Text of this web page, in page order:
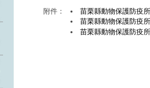
附件：
苗栗縣動物保護防疫
苗栗縣動物保護防疫
苗栗縣動物保護防疫